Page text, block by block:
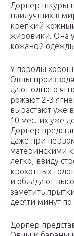
Дорпер шкуры
наилучших в
крепкий
жировики. Она
кожаной одежды
У породы
Овцы
дают одного
рожают 2-3
вырастают уже
10 мес. их уже
Дорпер
даже при
материнскими
легко, ввиду
крохотных
и обладают
заметить
десяти минут
Дорпер